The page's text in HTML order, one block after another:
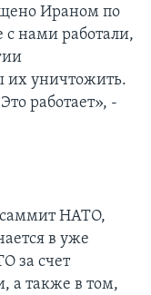
Ираном по
нами работали,
их уничтожить.
работает», -
НАТО,
в уже
за счет
а также в том,